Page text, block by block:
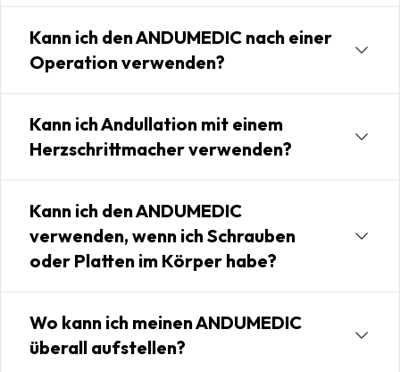
Kann ich den ANDUMEDIC nach einer
Operation verwenden?
Kann ich Andullation mit einem
Herzschrittmacher verwenden?
Kann ich den ANDUMEDIC
verwenden, wenn ich Schrauben
oder Platten im Körper habe?
Wo kann ich meinen ANDUMEDIC
überall aufstellen?